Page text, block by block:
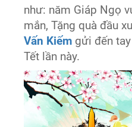
như: năm Giáp Ngọ
mắn, Tặng quà đầu
Vấn Kiếm gửi đến
Tết lần này.